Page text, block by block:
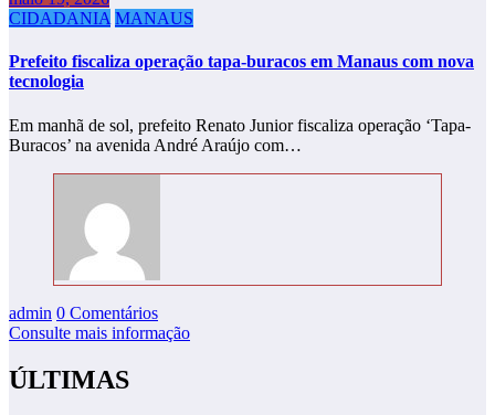
CIDADANIA MANAUS
Prefeito fiscaliza operação tapa-buracos em Manaus com nova
tecnologia
Em manhã de sol, prefeito Renato Junior fiscaliza operação ‘Tapa-
Buracos’ na avenida André Araújo com…
admin 0 Comentários
Consulte mais informação
ÚLTIMAS